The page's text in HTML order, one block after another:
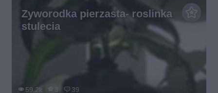
Zyworodka pierzasta- roslinka
stulecia
59.2k 3 39